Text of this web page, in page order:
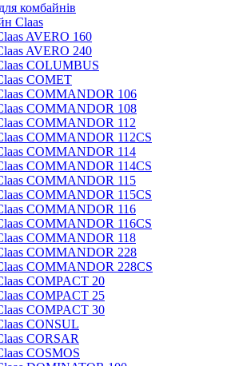
комбайнів
Claas
AVERO 160
AVERO 240
COLUMBUS
COMET
COMMANDOR 106
COMMANDOR 108
COMMANDOR 112
COMMANDOR 112CS
COMMANDOR 114
COMMANDOR 114CS
COMMANDOR 115
COMMANDOR 115CS
COMMANDOR 116
COMMANDOR 116CS
COMMANDOR 118
COMMANDOR 228
COMMANDOR 228CS
COMPACT 20
COMPACT 25
COMPACT 30
CONSUL
CORSAR
COSMOS